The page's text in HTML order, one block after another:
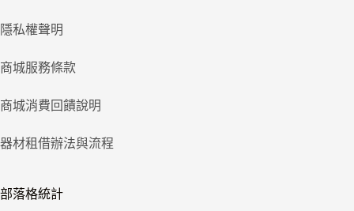
隱私權聲明
商城服務條款
商城消費回饋說明
器材租借辦法與流程
部落格統計